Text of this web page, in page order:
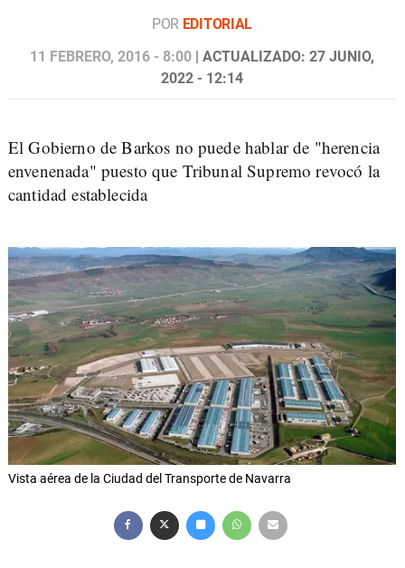
POR EDITORIAL
11 FEBRERO, 2016 - 8:00 | ACTUALIZADO: 27 JUNIO,
2022 - 12:14
El Gobierno de Barkos no puede hablar de "herencia
envenenada" puesto que Tribunal Supremo revocó la
cantidad establecida
Vista aérea de la Ciudad del Transporte de Navarra